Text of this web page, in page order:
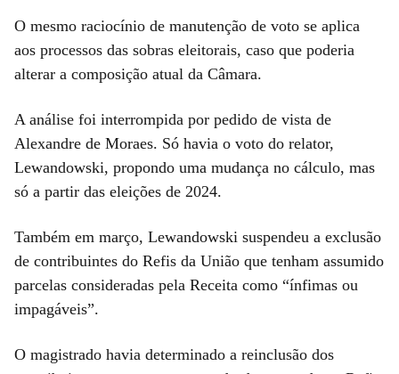
O mesmo raciocínio de manutenção de voto se aplica
aos processos das sobras eleitorais, caso que poderia
alterar a composição atual da Câmara.
A análise foi interrompida por pedido de vista de
Alexandre de Moraes. Só havia o voto do relator,
Lewandowski, propondo uma mudança no cálculo, mas
só a partir das eleições de 2024.
Também em março, Lewandowski suspendeu a exclusão
de contribuintes do Refis da União que tenham assumido
parcelas consideradas pela Receita como “ínfimas ou
impagáveis”.
O magistrado havia determinado a reinclusão dos